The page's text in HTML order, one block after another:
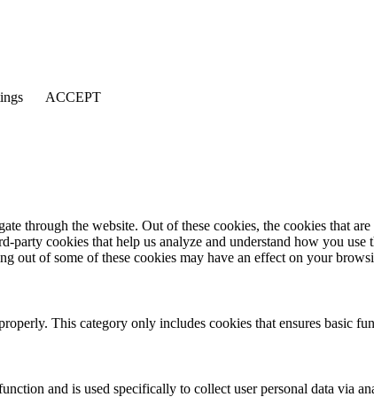
ACCEPT
through the website. Out of these cookies, the cookies that
party cookies that help us analyze and understand how you
out of some of these cookies may have an effect on your
This category only includes cookies that ensures basic
and is used specifically to collect user personal data via